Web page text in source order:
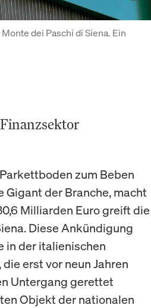
dei Paschi di Siena. Ein
zum Beben
Gigant der Branche, macht
Milliarden Euro greift die
Diese Ankündigung
in der italienischen
erst vor neun Jahren
Untergang gerettet
Objekt der nationalen